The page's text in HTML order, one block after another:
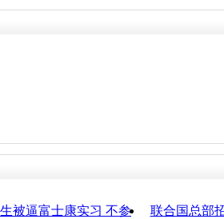
被逼富士康实习 不参
联合国总部